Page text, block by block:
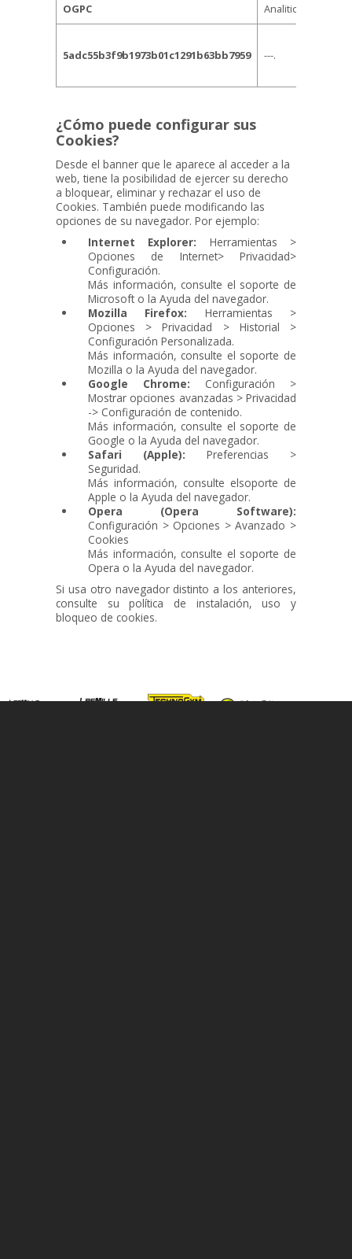
OGPC Analiticas.
5adc55b3f9b1973b01c1291b63bb7959 ---.
¿Cómo puede configurar sus
Cookies?
Desde el banner que le aparece al acceder a la
web, tiene la posibilidad de ejercer su derecho
a bloquear, eliminar y rechazar el uso de
Cookies. También puede modificando las
opciones de su navegador. Por ejemplo:
Internet Explorer: Herramientas >
Opciones de Internet> Privacidad>
Configuración.
Más información, consulte el soporte de
Microsoft o la Ayuda del navegador.
Mozilla Firefox: Herramientas >
Opciones > Privacidad > Historial >
Configuración Personalizada.
Más información, consulte el soporte de
Mozilla o la Ayuda del navegador.
Google Chrome: Configuración >
Mostrar opciones avanzadas > Privacidad
-> Configuración de contenido.
Más información, consulte el soporte de
Google o la Ayuda del navegador.
Safari (Apple): Preferencias >
Seguridad.
Más información, consulte elsoporte de
Apple o la Ayuda del navegador.
Opera (Opera Software):
Configuración > Opciones > Avanzado >
Cookies
Más información, consulte el soporte de
Opera o la Ayuda del navegador.
Si usa otro navegador distinto a los anteriores,
consulte su política de instalación, uso y
bloqueo de cookies.